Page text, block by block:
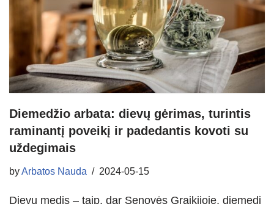
Diemedžio arbata: dievų gėrimas, turintis
raminantį poveikį ir padedantis kovoti su
uždegimais
byArbatos Nauda 2024-05-15
Dievų medis – taip, dar Senovės Graikijoje, diemedį